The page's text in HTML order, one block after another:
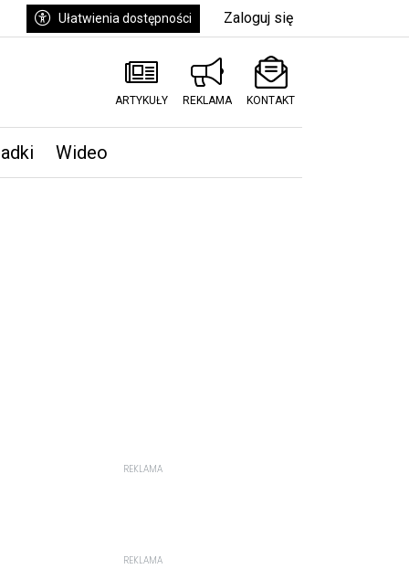
Ułatwienia dostępności Zaloguj się
ARTYKUŁY REKLAMA KONTAKT
Wideo
REKLAMA
REKLAMA